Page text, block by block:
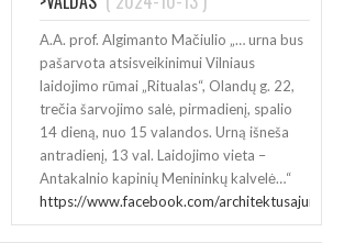
A.A. prof. Algimanto Mačiulio „… urna bus
pašarvota atsisveikinimui Vilniaus
laidojimo rūmai „Ritualas“, Olandų g. 22,
trečia šarvojimo salė, pirmadienį, spalio
14 dieną, nuo 15 valandos. Urną išneša
antradienį, 13 val. Laidojimo vieta –
Antakalnio kapinių Menininkų kalvelė…“
https://www.facebook.com/architektusajunga/